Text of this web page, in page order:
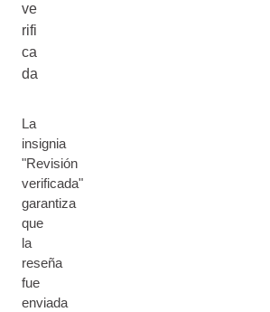
ve
rifi
ca
da
La
insignia
"Revisión
verificada"
garantiza
que
la
reseña
fue
enviada